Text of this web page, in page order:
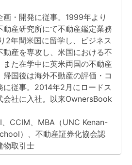
・開発に従事。1999年より
動産研究所にて不動産鑑定業務
2年間米国に留学し、ビジネス
動産を専攻し、米国における不
また在学中に英米両国の不動産
国後は海外不動産の評価・コ
に従事。2014年2月にロードス
会社に入社。以来OwnersBook
CCIM、MBA（UNC Kenan-
）、不動産証券化協会認
物取引士